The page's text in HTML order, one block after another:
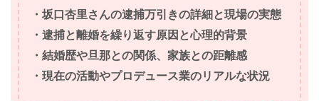
・坂口杏里さんの逮捕万引きの詳細と現場の実態
・逮捕と離婚を繰り返す原因と心理的背景
・結婚歴や旦那との関係、家族との距離感
・現在の活動やプロデュース業のリアルな状況